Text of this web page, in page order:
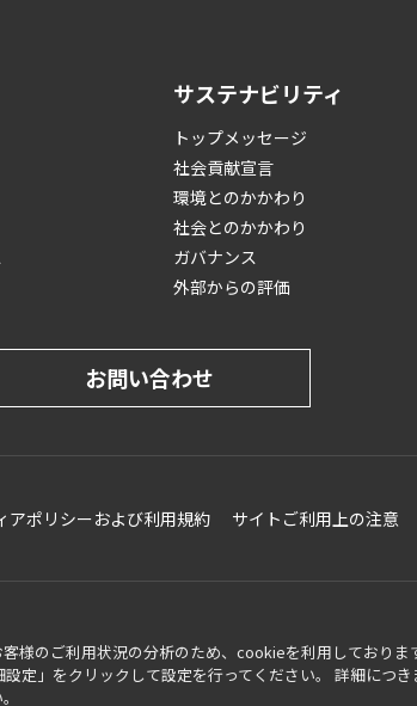
様のご利用状況の分析のため、cookieを利用しておりま
定」をクリックして設定を行ってください。 詳細につき
サステナビリティ
トップメッセージ
社会貢献宣言
環境とのかかわり
社会とのかかわり
ガバナンス
外部からの評価
お問い合わせ
アポリシーおよび利用規約 サイトご利用上の注意